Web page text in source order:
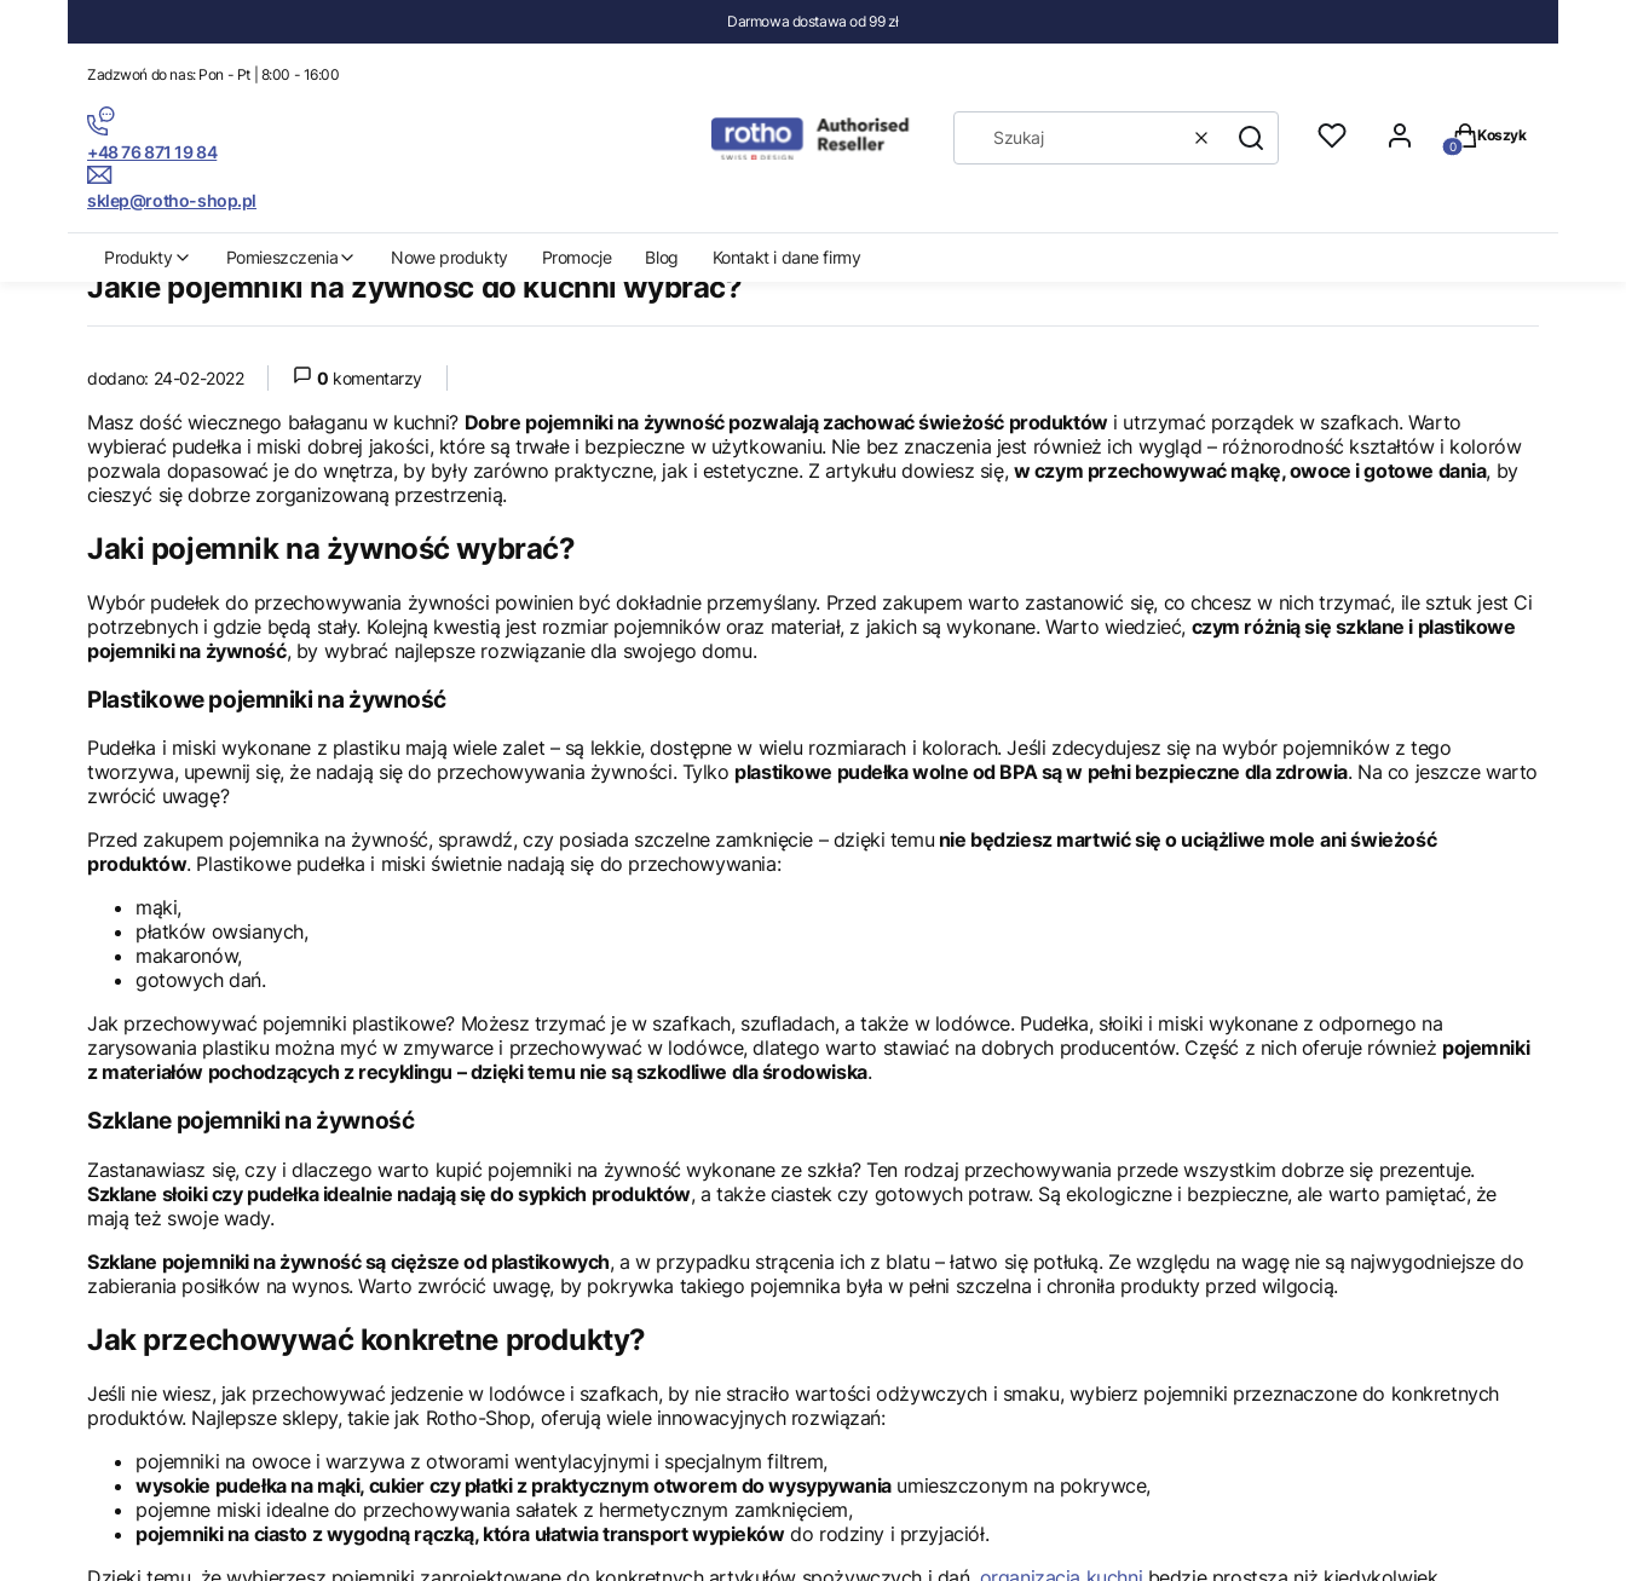
Darmowa dostawa od 99 zł
Zadzwoń do nas: Pon - Pt | 8:00 - 16:00
+48 76 871 19 84
sklep@rotho-shop.pl
WyczyśćSzukaj
Produkty w
Koszyk
Produkty Pomieszczenia Nowe produkty Promocje Blog Kontakt i dane firmy
Jakie pojemniki na żywność do kuchni wybrać?
dodano: 24-02-2022 0 komentarzy
Masz dość wiecznego bałaganu w kuchni? Dobre pojemniki na żywność pozwalają zachować świeżość produktówi utrzymać porządek w szafkach. Warto
wybierać pudełka i miski dobrej jakości, które są trwałe i bezpieczne w użytkowaniu. Nie bez znaczenia jest również ich wygląd – różnorodność kształtów i kolorów
pozwala dopasować je do wnętrza, by były zarówno praktyczne, jak i estetyczne. Z artykułu dowiesz się, w czym przechowywać mąkę, owoce i gotowe dania, by
cieszyć się dobrze zorganizowaną przestrzenią.
Jaki pojemnik na żywność wybrać?
Wybór pudełek do przechowywania żywności powinien być dokładnie przemyślany. Przed zakupem warto zastanowić się, co chcesz w nich trzymać, ile sztuk jest Ci
potrzebnych i gdzie będą stały. Kolejną kwestią jest rozmiar pojemników oraz materiał, z jakich są wykonane. Warto wiedzieć, czym różnią się szklane i plastikowe
pojemniki na żywność, by wybrać najlepsze rozwiązanie dla swojego domu.
Plastikowe pojemniki na żywność
Pudełka i miski wykonane z plastiku mają wiele zalet – są lekkie, dostępne w wielu rozmiarach i kolorach. Jeśli zdecydujesz się na wybór pojemników z tego
tworzywa, upewnij się, że nadają się do przechowywania żywności. Tylko plastikowe pudełka wolne od BPA są w pełni bezpieczne dla zdrowia. Na co jeszcze warto
zwrócić uwagę?
Przed zakupem pojemnika na żywność, sprawdź, czy posiada szczelne zamknięcie – dzięki temu nie będziesz martwić się o uciążliwe mole ani świeżość
produktów. Plastikowe pudełka i miski świetnie nadają się do przechowywania:
mąki,
płatków owsianych,
makaronów,
gotowych dań.
Jak przechowywać pojemniki plastikowe? Możesz trzymać je w szafkach, szufladach, a także w lodówce. Pudełka, słoiki i miski wykonane z odpornego na
zarysowania plastiku można myć w zmywarce i przechowywać w lodówce, dlatego warto stawiać na dobrych producentów. Część z nich oferuje również pojemniki
z materiałów pochodzących z recyklingu – dzięki temu nie są szkodliwe dla środowiska.
Szklane pojemniki na żywność
Zastanawiasz się, czy i dlaczego warto kupić pojemniki na żywność wykonane ze szkła? Ten rodzaj przechowywania przede wszystkim dobrze się prezentuje.
Szklane słoiki czy pudełka idealnie nadają się do sypkich produktów, a także ciastek czy gotowych potraw. Są ekologiczne i bezpieczne, ale warto pamiętać, że
mają też swoje wady.
Szklane pojemniki na żywność są cięższe od plastikowych, a w przypadku strącenia ich z blatu – łatwo się potłuką. Ze względu na wagę nie są najwygodniejsze do
zabierania posiłków na wynos. Warto zwrócić uwagę, by pokrywka takiego pojemnika była w pełni szczelna i chroniła produkty przed wilgocią.
Jak przechowywać konkretne produkty?
Jeśli nie wiesz, jak przechowywać jedzenie w lodówce i szafkach, by nie straciło wartości odżywczych i smaku, wybierz pojemniki przeznaczone do konkretnych
produktów. Najlepsze sklepy, takie jak Rotho-Shop, oferują wiele innowacyjnych rozwiązań:
pojemniki na owoce i warzywa z otworami wentylacyjnymi i specjalnym filtrem,
wysokie pudełka na mąki, cukier czy płatki z praktycznym otworem do wysypywaniaumieszczonym na pokrywce,
pojemne miski idealne do przechowywania sałatek z hermetycznym zamknięciem,
pojemniki na ciasto z wygodną rączką, która ułatwia transport wypiekówdo rodziny i przyjaciół.